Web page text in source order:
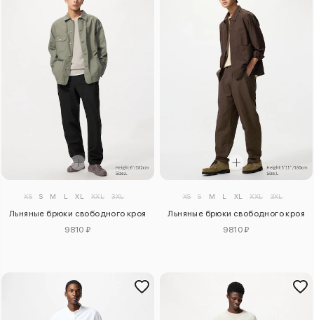
XS S M L XL XXL 3XL
Льняные брюки свободного кроя
9810 ₽
XS S M L XL XXL 3XL
Льняные брюки свободного кроя
9810 ₽